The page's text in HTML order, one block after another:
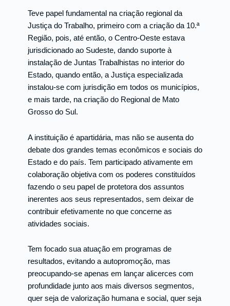
Teve papel fundamental na criação regional da
Justiça do Trabalho, primeiro com a criação da 10.ª
Região, pois, até então, o Centro-Oeste estava
jurisdicionado ao Sudeste, dando suporte à
instalação de Juntas Trabalhistas no interior do
Estado, quando então, a Justiça especializada
instalou-se com jurisdição em todos os municípios,
e mais tarde, na criação do Regional de Mato
Grosso do Sul.
A instituição é apartidária, mas não se ausenta do
debate dos grandes temas econômicos e sociais do
Estado e do país. Tem participado ativamente em
colaboração objetiva com os poderes constituídos
fazendo o seu papel de protetora dos assuntos
inerentes aos seus representados, sem deixar de
contribuir efetivamente no que concerne as
atividades sociais.
Tem focado sua atuação em programas de
resultados, evitando a autopromoção, mas
preocupando-se apenas em lançar alicerces com
profundidade junto aos mais diversos segmentos,
quer seja de valorização humana e social, quer seja